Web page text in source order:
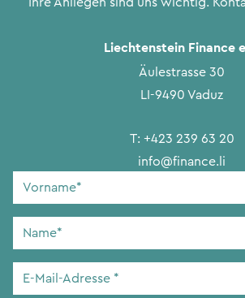
Liechtenstein Finance
Äulestrasse 30
LI-9490 Vaduz
T: +423 239 63 20
info@finance.li
Vorname
Name
E-